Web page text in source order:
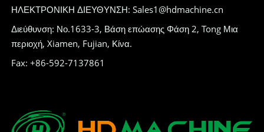
ΗΛΕΚΤΡΟΝΙΚΗ ΔΙΕΥΘΥΝΣΗ: Sales1@hdmachine.cn
Διεύθυνση: Νο.1633-3, Βάση επώασης Φάση 2, Tong Μια
περιοχή, Xiamen, Fujian, Κίνα.
Fax: +86-592-7137861